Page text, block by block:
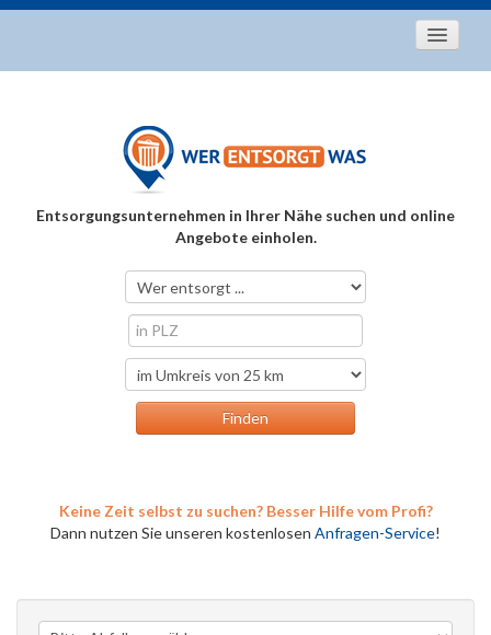
Entsorgungstipps
Über uns
Entsorgungsunternehmen in Ihrer Nähe suchen und online
Angebote einholen.
Keine Zeit selbst zu suchen? Besser Hilfe vom Profi?
Dann nutzen Sie unseren kostenlosen Anfragen-Service!